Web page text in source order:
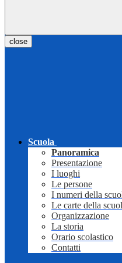
close
Scuola
Panoramica
Presentazione
I luoghi
Le persone
I numeri della
Le carte della
Organizzazione
La storia
Orario scolastico
Contatti